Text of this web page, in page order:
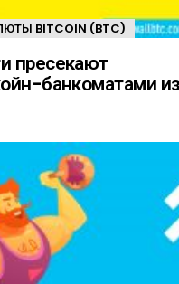
BITCOIN (BTC)
пресекают
банкоматами из